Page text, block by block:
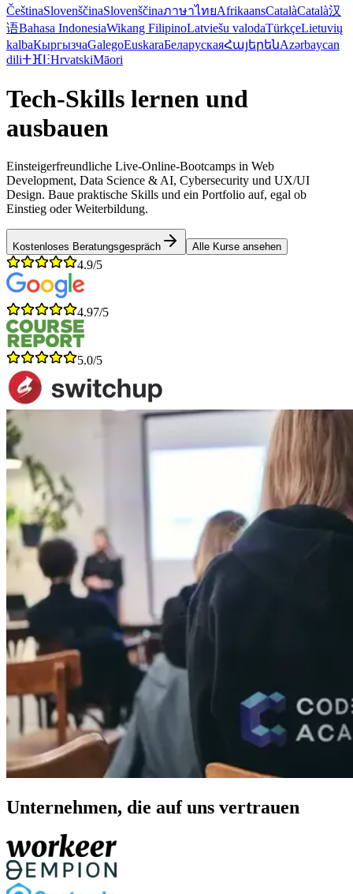
ČeštinaSlovenščinaSlovenščinaภาษาไทยAfrikaansCatalàCatalà汉
语Bahasa IndonesiaWikang FilipinoLatviešu valodaTürkçeLietuvių
kalbaКыргызчаGalegoEuskaraБеларускаяՀայերենAzərbaycan
diliⵜⴼⵏⵗHrvatskiMāori
Tech-Skills lernen und
ausbauen
Einsteigerfreundliche Live-Online-Bootcamps in Web
Development, Data Science & AI, Cybersecurity und UX/UI
Design. Baue praktische Skills und ein Portfolio auf, egal ob
Einstieg oder Weiterbildung.
Kostenloses Beratungsgespräch Alle Kurse ansehen
4.9/5
4.97/5
5.0/5
Unternehmen, die auf uns vertrauen